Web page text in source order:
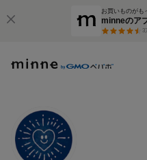
お買いものがも
minneのア
3